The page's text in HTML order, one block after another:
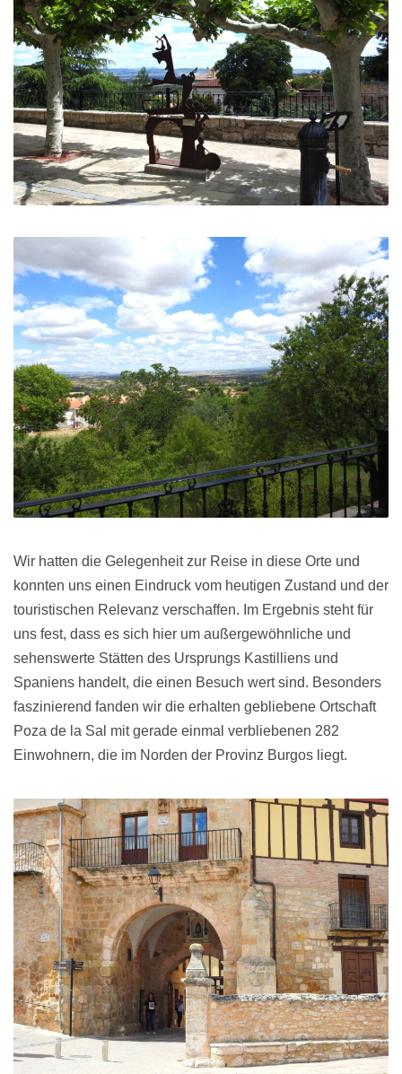
Wir hatten die Gelegenheit zur Reise in diese Orte und
konnten uns einen Eindruck vom heutigen Zustand und der
touristischen Relevanz verschaffen. Im Ergebnis steht für
uns fest, dass es sich hier um außergewöhnliche und
sehenswerte Stätten des Ursprungs Kastilliens und
Spaniens handelt, die einen Besuch wert sind. Besonders
faszinierend fanden wir die erhalten gebliebene Ortschaft
Poza de la Sal mit gerade einmal verbliebenen 282
Einwohnern, die im Norden der Provinz Burgos liegt.